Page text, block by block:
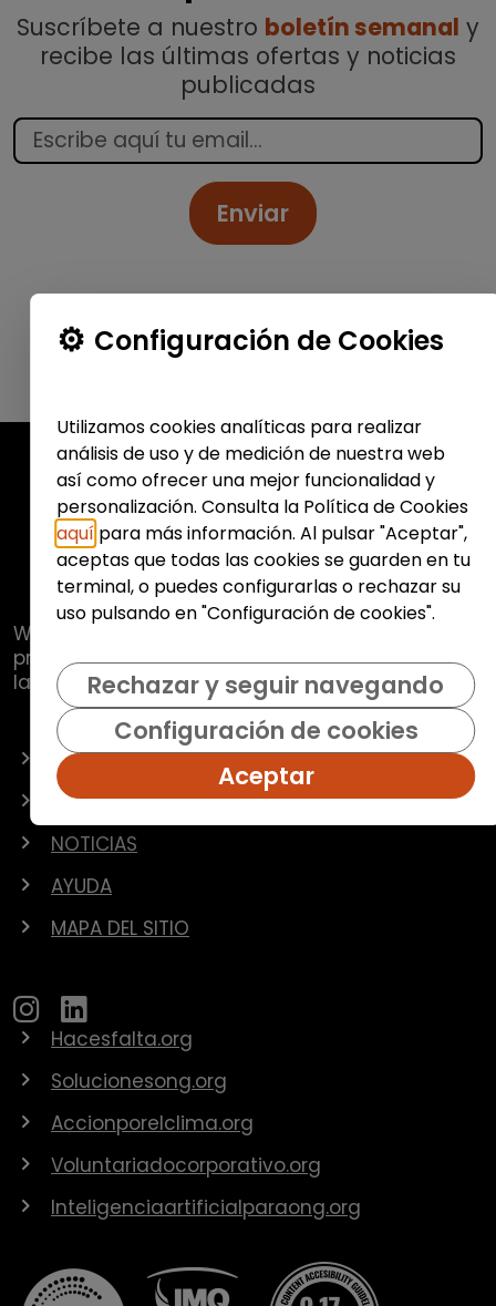
Suscríbete a nuestro boletín semanal y
recibe las últimas ofertas y noticias
publicadas
Enviar
Web de
pretende promover y fomentar la inclusión
laboral de colectivos vulnerables.
OFERTAS
EMPRESAS
NOTICIAS
AYUDA
MAPA DEL SITIO
Hacesfalta.org
Solucionesong.org
Accionporelclima.org
Voluntariadocorporativo.org
Inteligenciaartificialparaong.org
Configuración de Cookies
Utilizamos cookies analíticas para realizar
análisis de uso y de medición de nuestra web
así como ofrecer una mejor funcionalidad y
personalización. Consulta la Política de Cookies
aquí para más información. Al pulsar "Aceptar",
aceptas que todas las cookies se guarden en tu
terminal, o puedes configurarlas o rechazar su
uso pulsando en "Configuración de cookies".
Rechazar y seguir navegando
Configuración de cookies
Aceptar